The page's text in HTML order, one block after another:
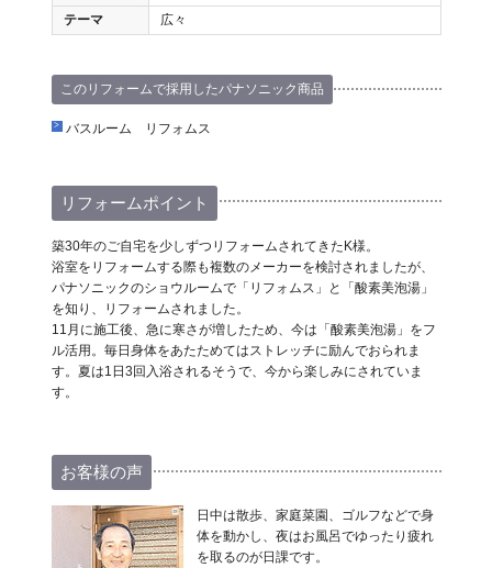
テーマ
広々
このリフォームで採用したパナソニック商品
バスルーム リフォムス
リフォームポイント
築30年のご自宅を少しずつリフォームされてきたK様。
浴室をリフォームする際も複数のメーカーを検討されましたが、
パナソニックのショウルームで「リフォムス」と「酸素美泡湯」
を知り、リフォームされました。
11月に施工後、急に寒さが増したため、今は「酸素美泡湯」をフ
ル活用。毎日身体をあたためてはストレッチに励んでおられま
す。夏は1日3回入浴されるそうで、今から楽しみにされていま
す。
お客様の声
日中は散歩、家庭菜園、ゴルフなどで身
体を動かし、夜はお風呂でゆったり疲れ
を取るのが日課です。